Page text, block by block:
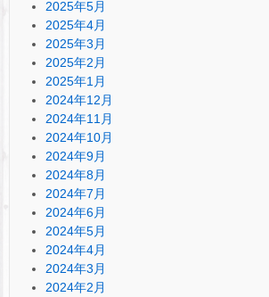
2025年5月
2025年4月
2025年3月
2025年2月
2025年1月
2024年12月
2024年11月
2024年10月
2024年9月
2024年8月
2024年7月
2024年6月
2024年5月
2024年4月
2024年3月
2024年2月